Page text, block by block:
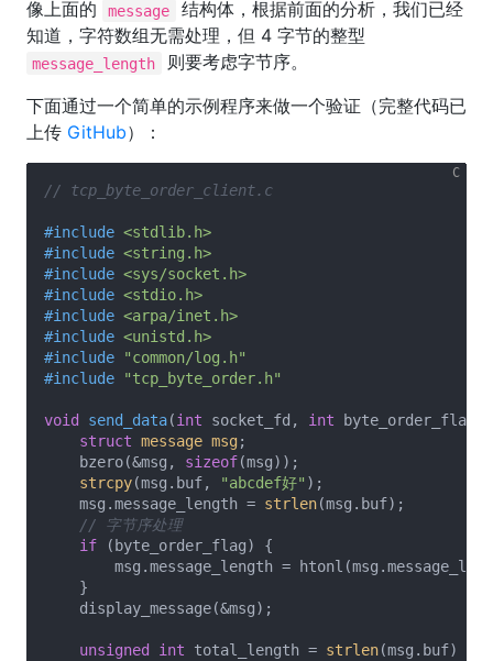
像上面的 message
结构体，根据前面的分析，我们已经
知道，字符数组无需处理，但 4 字节的整型
message_length
则要考虑字节序。
下面通过一个简单的示例程序来做一个验证（完整代码已
上传 GitHub）：
// tcp_byte_order_client.c
#include <stdlib.h>
#include <string.h>
#include <sys/socket.h>
#include <stdio.h>
#include <arpa/inet.h>
#include <unistd.h>
#include
"common/log.h"
#include "tcp_byte_order.h"
void send_data(int socket_fd, int byte_order_flag)
struct message msg;
    bzero(&msg,
sizeof(msg));
strcpy(msg.buf, "abcdef好" );
    msg.message_length =
strlen(msg.buf);
// 字节序处理
if (byte_order_flag) {
msg.message_length =
    }
    display_message(&msg);
unsigned int total_length = strlen(msg.buf) +